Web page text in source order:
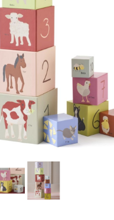
Møbler & seng
Tilbehør
Reservedeler
Kampanjer
Tips om gaver
Våre favoritter
Varemerker
bading Outlet